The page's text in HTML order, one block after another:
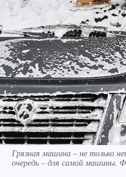
Грязная машина – не только
очередь – для самой машины.